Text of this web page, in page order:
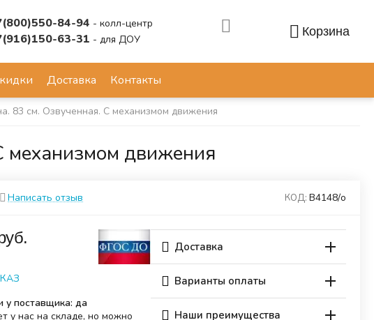
84-94 - колл-центр
63-31 - для ДОУ
Корзина
Доставка Контакты
83 см. Озвученная. С механизмом движения
механизмом движения
Написать отзыв КОД: В4148/о
у поставщика: да
у нас на складе, но можно
Доставка
Варианты оплаты
Наши преимущества